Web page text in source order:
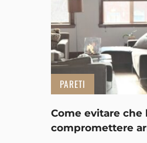
PARETI
Come evitare che
compromettere